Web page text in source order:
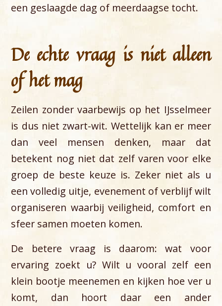
een geslaagde dag of meerdaagse tocht.
De echte vraag is niet alleen
of het mag
Zeilen zonder vaarbewijs op het IJsselmeer
is dus niet zwart-wit. Wettelijk kan er meer
dan veel mensen denken, maar dat
betekent nog niet dat zelf varen voor elke
groep de beste keuze is. Zeker niet als u
een volledig uitje, evenement of verblijf wilt
organiseren waarbij veiligheid, comfort en
sfeer samen moeten komen.
De betere vraag is daarom: wat voor
ervaring zoekt u? Wilt u vooral zelf een
klein bootje meenemen en kijken hoe ver u
komt, dan hoort daar een ander